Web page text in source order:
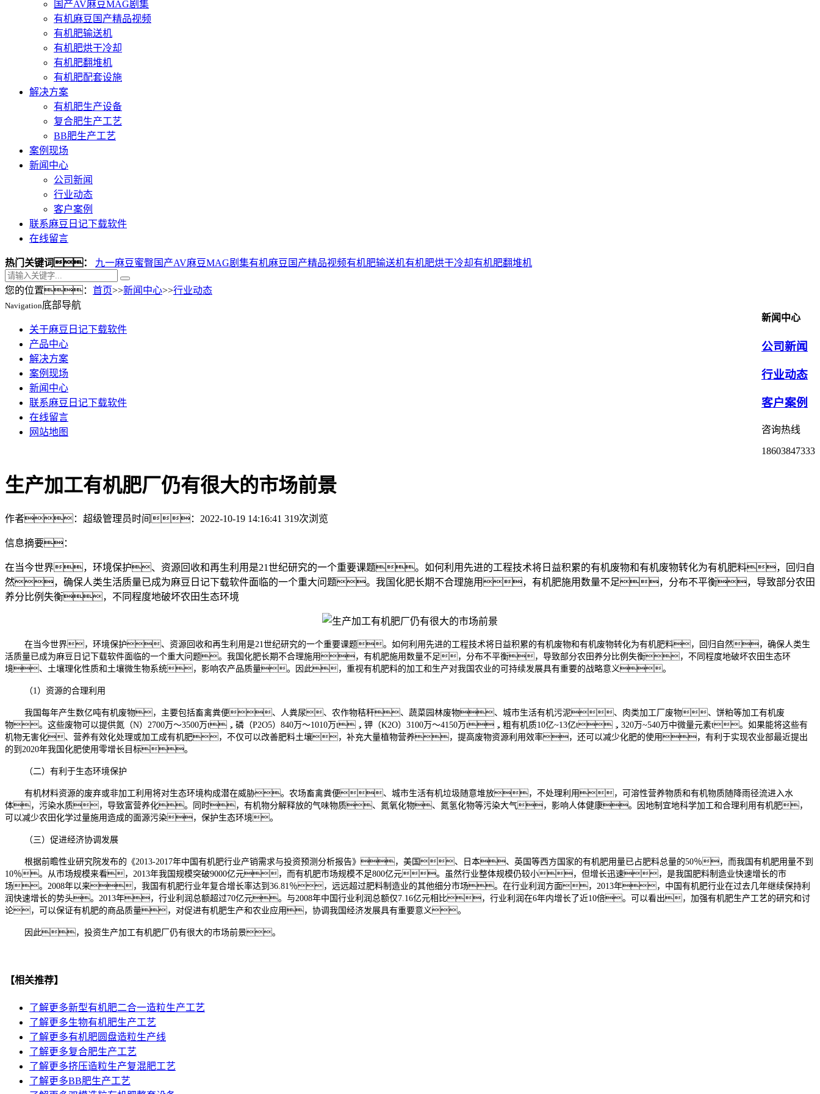
国产AV麻豆MAG剧集
有机麻豆国产精品视频
有机肥输送机
有机肥烘干冷却
有机肥翻堆机
有机肥配套设施
解决方案
有机肥生产设备
复合肥生产工艺
BB肥生产工艺
案例现场
新闻中心
公司新闻
行业动态
客户案例
联系麻豆日记下载软件
在线留言
热门关键词： 九一麻豆蜜臀国产AV麻豆MAG剧集有机麻豆国产精品视频有机肥输送机有机肥烘干冷却有机肥翻堆机
您的位置： 首页>>新闻中心>>行业动态
新闻中心
公司新闻
行业动态
客户案例
咨询热线
18603847333
生产加工有机肥厂仍有很大的市场前景
作者：超级管理员 时间：2022-10-19 14:16:41 319次浏览
信息摘要：
在当今世界，环境保护、资源回收和再生利用是21世纪研究的一个重要课题。如何利用先进的工程技术将日益积累的有机废物和有机废物转化为有机肥料，回归自
然，确保人类生活质量已成为麻豆日记下载软件面临的一个重大问题。我国化肥长期不合理施用，有机肥施用数量不足，分布不平衡，导致部分农田
养分比例失衡，不同程度地破坏农田生态环境
在当今世界，环境保护、资源回收和再生利用是21世纪研究的一个重要课题。如何利用先进的工程技术将日益积累的有机废物和有机废物转化为有机肥料，回归自然，确保人类生
活质量已成为麻豆日记下载软件面临的一个重大问题。我国化肥长期不合理施用，有机肥施用数量不足，分布不平衡，导致部分农田养分比例失衡，不同程度地破坏农田生态环
境、土壤理化性质和土壤微生物系统，影响农产品质量。因此，重视有机肥料的加工和生产对我国农业的可持续发展具有重要的战略意义。
（1）资源的合理利用
我国每年产生数亿吨有机废物，主要包括畜禽粪便、人粪尿、农作物秸秆、蔬菜园林废物、城市生活有机污泥、肉类加工厂废物、饼粕等加工有机废
物。这些废物可以提供氮（N）2700万～3500万t，磷（P2O5）840万～1010万t，钾（K2O）3100万～4150万t，粗有机质10亿~13亿t，320万~540万中微量元素t。如果能将这些有
机物无害化、营养有效化处理或加工成有机肥，不仅可以改善肥料土壤，补充大量植物营养，提高废物资源利用效率，还可以减少化肥的使用，有利于实现农业部最近提出
的到2020年我国化肥使用零增长目标。
（二）有利于生态环境保护
有机材料资源的废弃或非加工利用将对生态环境构成潜在威胁。农场畜禽粪便、城市生活有机垃圾随意堆放，不处理利用，可溶性营养物质和有机物质随降雨径流进入水
体，污染水质，导致富营养化。同时，有机物分解释放的气味物质、氮氧化物、氮氢化物等污染大气，影响人体健康。因地制宜地科学加工和合理利用有机肥，
可以减少农田化学过量施用造成的面源污染，保护生态环境。
（三）促进经济协调发展
根据前瞻性业研究院发布的《2013-2017年中国有机肥行业产销需求与投资预测分析报告》，美国、日本、英国等西方国家的有机肥用量已占肥料总量的50％，而我国有机肥用量不到
10％。从市场规模来看，2013年我国规模突破9000亿元，而有机肥市场规模不足800亿元。虽然行业整体规模仍较小，但增长迅速，是我国肥料制造业快速增长的市
场。2008年以来，我国有机肥行业年复合增长率达到36.81％，远远超过肥料制造业的其他细分市场。在行业利润方面，2013年，中国有机肥行业在过去几年继续保持利
润快速增长的势头。2013年，行业利润总额超过70亿元。与2008年中国行业利润总额仅7.16亿元相比，行业利润在6年内增长了近10倍。可以看出，加强有机肥生产工艺的研究和讨
论，可以保证有机肥的商品质量，对促进有机肥生产和农业应用，协调我国经济发展具有重要意义。
因此，投资生产加工有机肥厂仍有很大的市场前景。
【相关推荐】
了解更多新型有机肥二合一造粒生产工艺
了解更多生物有机肥生产工艺
了解更多有机肥圆盘造粒生产线
了解更多复合肥生产工艺
了解更多挤压造粒生产复混肥工艺
了解更多BB肥生产工艺
Navigation底部导航
关于麻豆日记下载软件
产品中心
解决方案
案例现场
新闻中心
联系麻豆日记下载软件
在线留言
网站地图